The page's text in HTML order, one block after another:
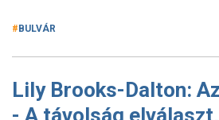
BULVÁR
Lily Brooks-Dalton:
- A távolság